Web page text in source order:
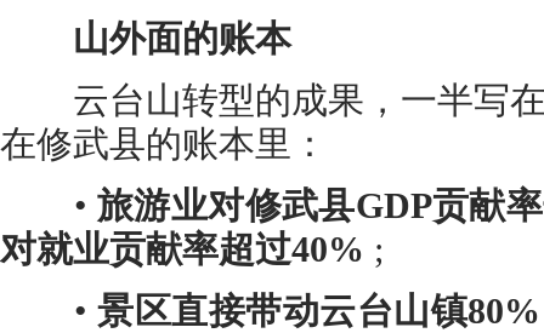
山外面的账本
云台山转型的成果，一半写在
在修武县的账本里：
•旅游业对修武县GDP贡献
对就业贡献率超过40% ;
•景区直接带动云台山镇